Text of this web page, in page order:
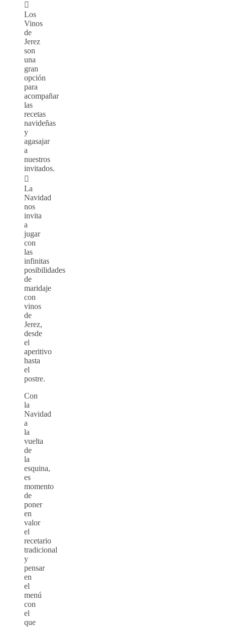

Los
Vinos
de
Jerez
son
una
gran
opción
para
acompañar
las
recetas
navideñas
y
agasajar
a
nuestros
invitados.

La
Navidad
nos
invita
a
jugar
con
las
infinitas
posibilidades
de
maridaje
con
vinos
de
Jerez,
desde
el
aperitivo
hasta
el
postre.
Con
la
Navidad
a
la
vuelta
de
la
esquina,
es
momento
de
poner
en
valor
el
recetario
tradicional
y
pensar
en
el
menú
con
el
que